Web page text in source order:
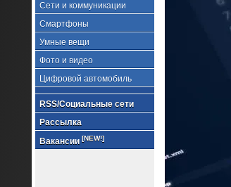
Сети и коммуникации
Смартфоны
Умные вещи
Фото и видео
Цифровой автомобиль
RSS/Социальные сети
Рассылка
Вакансии [NEW!]